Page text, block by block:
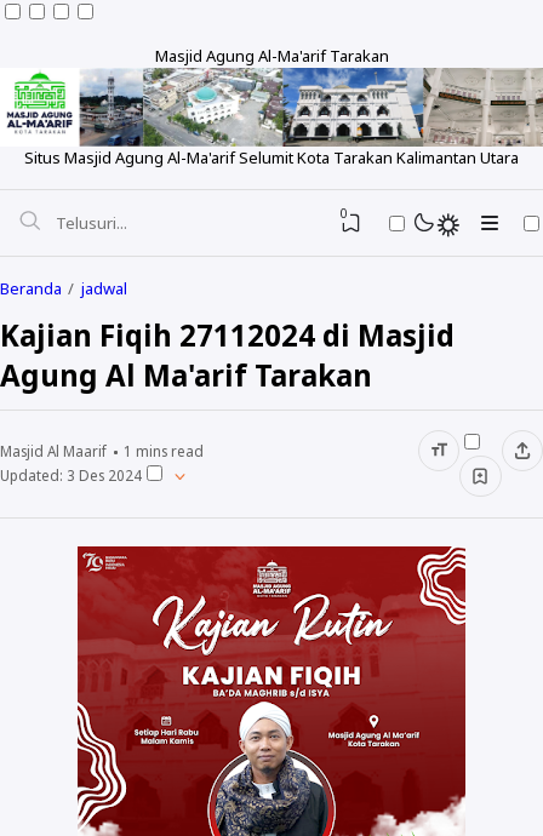
Masjid Agung Al-Ma'arif Tarakan
Situs Masjid Agung Al-Ma'arif Selumit Kota Tarakan Kalimantan Utara
Tentang
Visi dan Misi
Struktur
Kegiatan
Laporan Bulanan
Berita
Video
0
Beranda jadwal
Kajian Fiqih 27112024 di Masjid
Agung Al Ma'arif Tarakan
Masjid Al Maarif 1 mins read
Updated: 3 Des 2024